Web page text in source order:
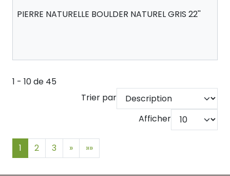
PIERRE NATURELLE BOULDER NATUREL GRIS 22''
1 - 10 de 45
Trier par
Afficher
1 2 3 » »»